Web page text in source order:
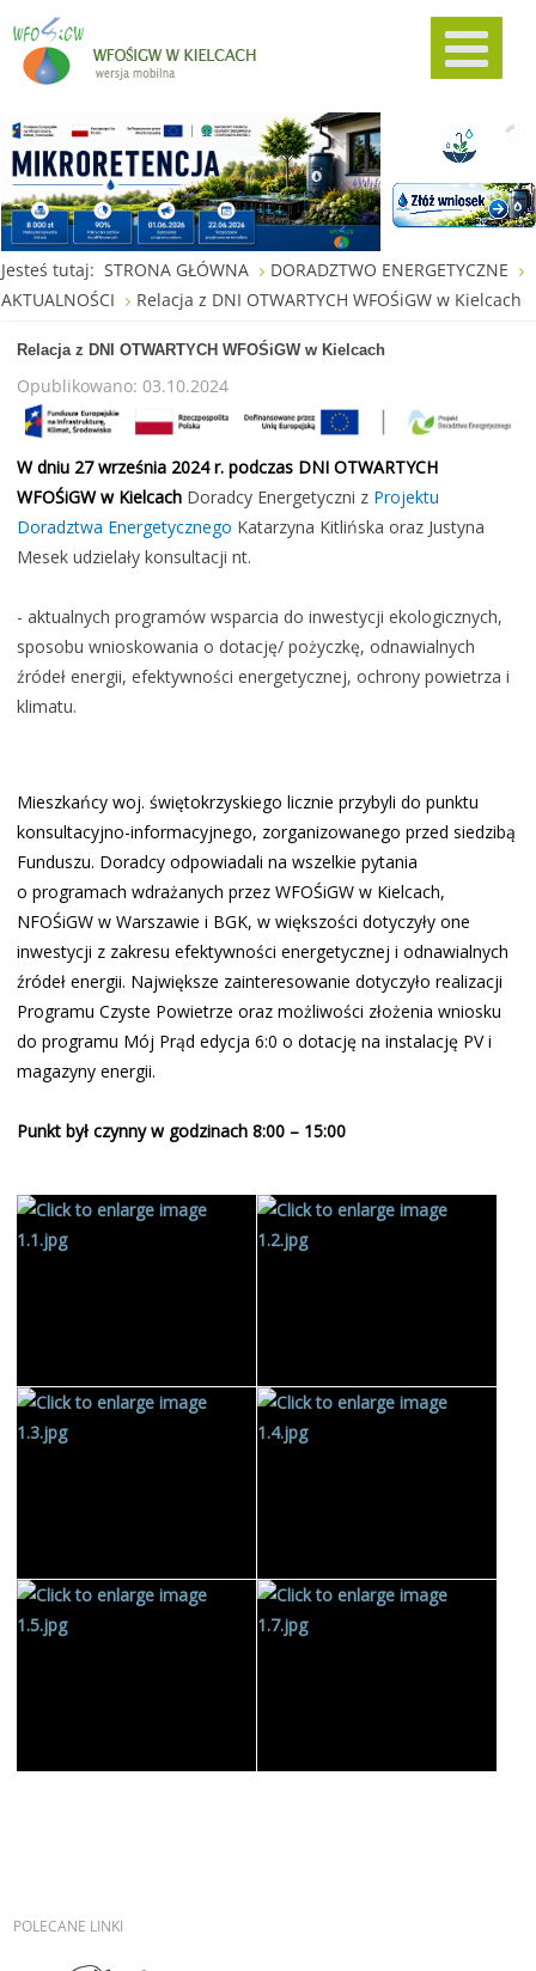
Jesteś tutaj: STRONA GŁÓWNA
DORADZTWO ENERGETYCZNE
AKTUALNOŚCI
Relacja z DNI OTWARTYCH WFOŚiGW w Kielcach
Relacja z DNI OTWARTYCH WFOŚiGW w Kielcach
Opublikowano: 03.10.2024
W dniu 27 września 2024 r. podczas DNI OTWARTYCH
WFOŚiGW w Kielcach Doradcy Energetyczni z Projektu
Doradztwa Energetycznego Katarzyna Kitlińska oraz Justyna
Mesek udzielały konsultacji nt.
- aktualnych programów wsparcia do inwestycji ekologicznych,
sposobu wnioskowania o dotację/ pożyczkę, odnawialnych
źródeł energii, efektywności energetycznej, ochrony powietrza i
klimatu.
Mieszkańcy woj. świętokrzyskiego licznie przybyli do punktu
konsultacyjno-informacyjnego, zorganizowanego przed siedzibą
Funduszu. Doradcy odpowiadali na wszelkie pytania
o programach wdrażanych przez WFOŚiGW w Kielcach,
NFOŚiGW w Warszawie i BGK, w większości dotyczyły one
inwestycji z zakresu efektywności energetycznej i odnawialnych
źródeł energii. Największe zainteresowanie dotyczyło realizacji
Programu Czyste Powietrze oraz możliwości złożenia wniosku
do programu Mój Prąd edycja 6:0 o dotację na instalację PV i
magazyny energii.
Punkt był czynny w godzinach 8:00 – 15:00
POLECANE LINKI